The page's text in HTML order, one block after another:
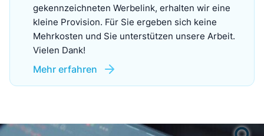
gekennzeichneten Werbelink, erhalten wir eine
kleine Provision. Für Sie ergeben sich keine
Mehrkosten und Sie unterstützen unsere Arbeit.
Vielen Dank!
Mehr erfahren